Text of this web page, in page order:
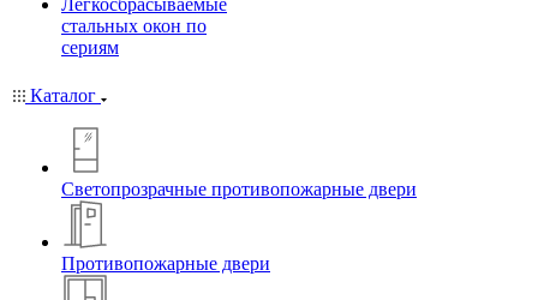
Легкосбрасываемые
стальных окон по
сериям
Каталог
Светопрозрачные противопожарные двери
Противопожарные двери